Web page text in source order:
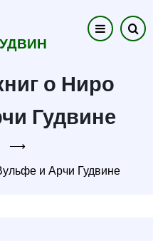
о Ниро
Гудвине
⟶
и Арчи Гудвине